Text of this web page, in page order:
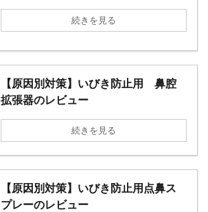
続きを見る
【原因別対策】いびき防止用 鼻腔
拡張器のレビュー
続きを見る
【原因別対策】いびき防止用点鼻ス
プレーのレビュー